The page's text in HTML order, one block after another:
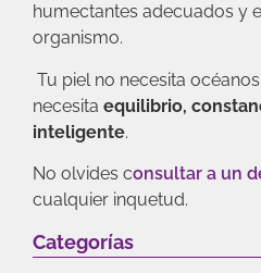
humectantes adecuados y
organismo.
Tu piel no necesita
necesita equilibrio,
inteligente.
No olvides consultar a un
cualquier inquetud.
Categorías